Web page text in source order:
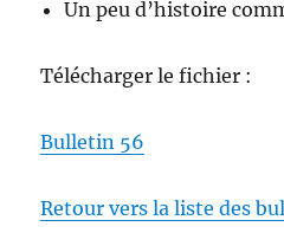
Un peu d’histoire
Télécharger le fichier :
Bulletin 56
Retour vers la liste des